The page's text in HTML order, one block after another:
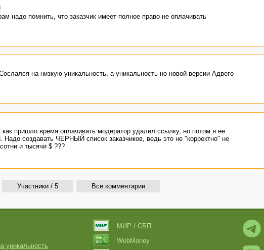
надо помнить, что заказчик имеет полное право не оплачивать
на низкую уникальность, а уникальность но новой версии Адвего
пришло время оплачивать модератор удалил ссылку, но потом я ее
Надо создавать ЧЕРНЫЙ список заказчиков, ведь это не "корректно" не
и тысячи $ ???
Участники / 5 Все комментарии
уникальность
МИР / СБП
WebMoney